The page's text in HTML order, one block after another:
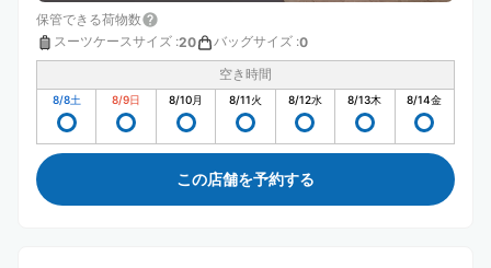
保管できる荷物数
スーツケースサイズ :20 バッグサイズ :0
空き時間
8/8土 8/9日 8/10月 8/11火 8/12水 8/13木 8/14金
この店舗を予約する